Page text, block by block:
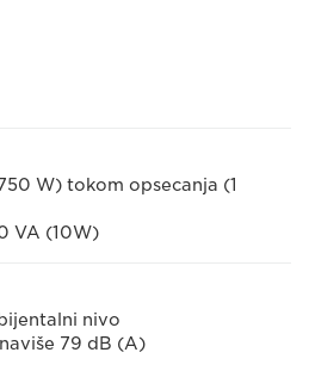
W) tokom opsecanja (1
VA (10W)
nivo
79 dB (A)